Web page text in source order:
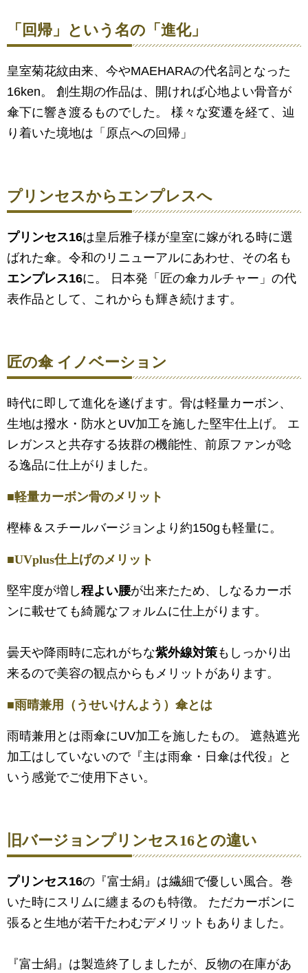
「回帰」という名の「進化」
皇室菊花紋由来、今やMAEHARAの代名詞となった
16ken。 創生期の作品は、開ければ心地よい骨音が
傘下に響き渡るものでした。 様々な変遷を経て、辿
り着いた境地は「原点への回帰」
プリンセスからエンプレスへ
プリンセス16は皇后雅子様が皇室に嫁がれる時に選
ばれた傘。令和のリニューアルにあわせ、その名も
エンプレス16に。 日本発「匠の傘カルチャー」の代
表作品として、これからも輝き続けます。
匠の傘 イノベーション
時代に即して進化を遂げます。骨は軽量カーボン、
生地は撥水・防水とUV加工を施した堅牢仕上げ。 エ
レガンスと共存する抜群の機能性、前原ファンが唸
る逸品に仕上がりました。
■軽量カーボン骨のメリット
樫棒＆スチールバージョンより約150gも軽量に。
■UVplus仕上げのメリット
堅牢度が増し程よい腰が出来たため、しなるカーボ
ンに載せても綺麗なフォルムに仕上がります。
曇天や降雨時に忘れがちな紫外線対策もしっかり出
来るので美容の観点からもメリットがあります。
■雨晴兼用（うせいけんよう）傘とは
雨晴兼用とは雨傘にUV加工を施したもの。 遮熱遮光
加工はしていないので『主は雨傘・日傘は代役』と
いう感覚でご使用下さい。
旧バージョンプリンセス16との違い
プリンセス16の『富士絹』は繊細で優しい風合。巻
いた時にスリムに纏まるのも特徴。 ただカーボンに
張ると生地が若干たわむデメリットもありました。
『富士絹』は製造終了しましたが、反物の在庫があ